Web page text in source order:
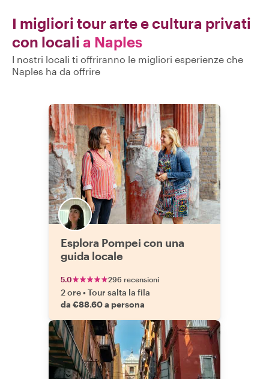
I migliori tour arte e cultura privati
con locali a Naples
I nostri locali ti offriranno le migliori esperienze che
Naples ha da offrire
Esplora Pompei con una
guida locale
5.0 296 recensioni
2 ore•Tour salta la fila
da €88.60 a persona